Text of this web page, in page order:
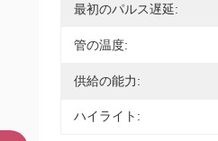
最初のパルス遅延:
管の温度:
供給の能力:
ハイライト: